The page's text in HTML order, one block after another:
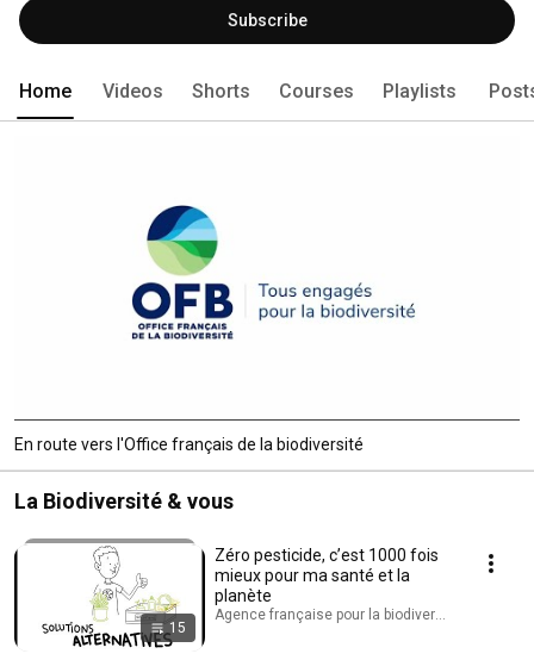
Subscribe
Home Videos Shorts Courses Playlists
En route vers l'Office français de la biodiversité
La Biodiversité & vous
15
Zéro pesticide, c’est 1000 fois
mieux pour ma santé et la
planète
Agence française pour la biodiversité - AFB ·